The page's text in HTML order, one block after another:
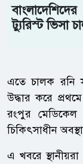
ট্যুরিস্ট ভিসা
এতে চালক রনি
উদ্ধার করে
রংপুর মেডিকেল
চিকিৎসাধীন
এ খবরে